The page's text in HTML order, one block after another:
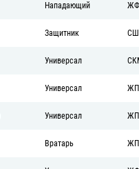
Нападающий
Защитник СШ
Универсал
Универсал
Универсал
Вратарь